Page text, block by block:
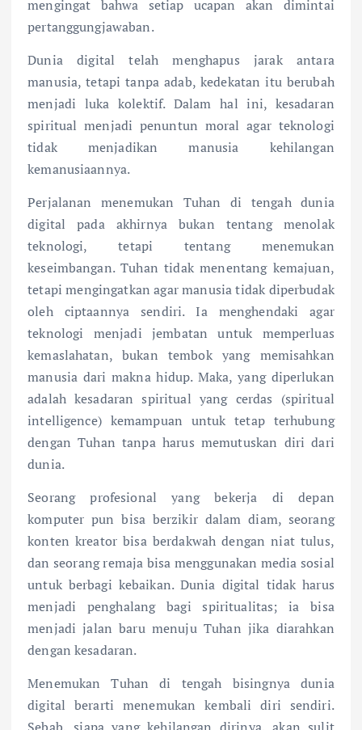
mengingat bahwa setiap ucapan akan dimintai
pertanggungjawaban.
Dunia digital telah menghapus jarak antara
manusia, tetapi tanpa adab, kedekatan itu berubah
menjadi luka kolektif. Dalam hal ini, kesadaran
spiritual menjadi penuntun moral agar teknologi
tidak menjadikan manusia kehilangan
kemanusiaannya.
Perjalanan menemukan Tuhan di tengah dunia
digital pada akhirnya bukan tentang menolak
teknologi, tetapi tentang menemukan
keseimbangan. Tuhan tidak menentang kemajuan,
tetapi mengingatkan agar manusia tidak diperbudak
oleh ciptaannya sendiri. Ia menghendaki agar
teknologi menjadi jembatan untuk memperluas
kemaslahatan, bukan tembok yang memisahkan
manusia dari makna hidup. Maka, yang diperlukan
adalah kesadaran spiritual yang cerdas (spiritual
intelligence) kemampuan untuk tetap terhubung
dengan Tuhan tanpa harus memutuskan diri dari
dunia.
Seorang profesional yang bekerja di depan
komputer pun bisa berzikir dalam diam, seorang
konten kreator bisa berdakwah dengan niat tulus,
dan seorang remaja bisa menggunakan media sosial
untuk berbagi kebaikan. Dunia digital tidak harus
menjadi penghalang bagi spiritualitas; ia bisa
menjadi jalan baru menuju Tuhan jika diarahkan
dengan kesadaran.
Menemukan Tuhan di tengah bisingnya dunia
digital berarti menemukan kembali diri sendiri.